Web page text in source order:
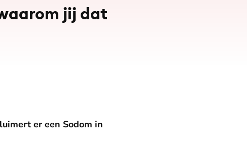
jij dat
er een Sodom in